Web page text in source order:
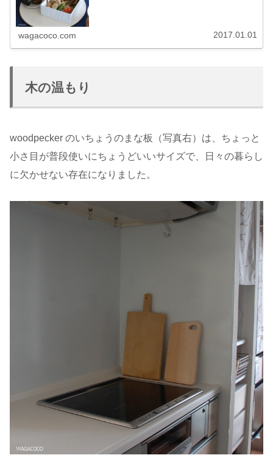
wagacoco.com 2017.01.01
木の温もり
woodpecker のいちょうのまな板（写真右）は、ちょっと
小さ目が普段使いにちょうどいいサイズで、日々の暮らし
に欠かせない存在になりました。